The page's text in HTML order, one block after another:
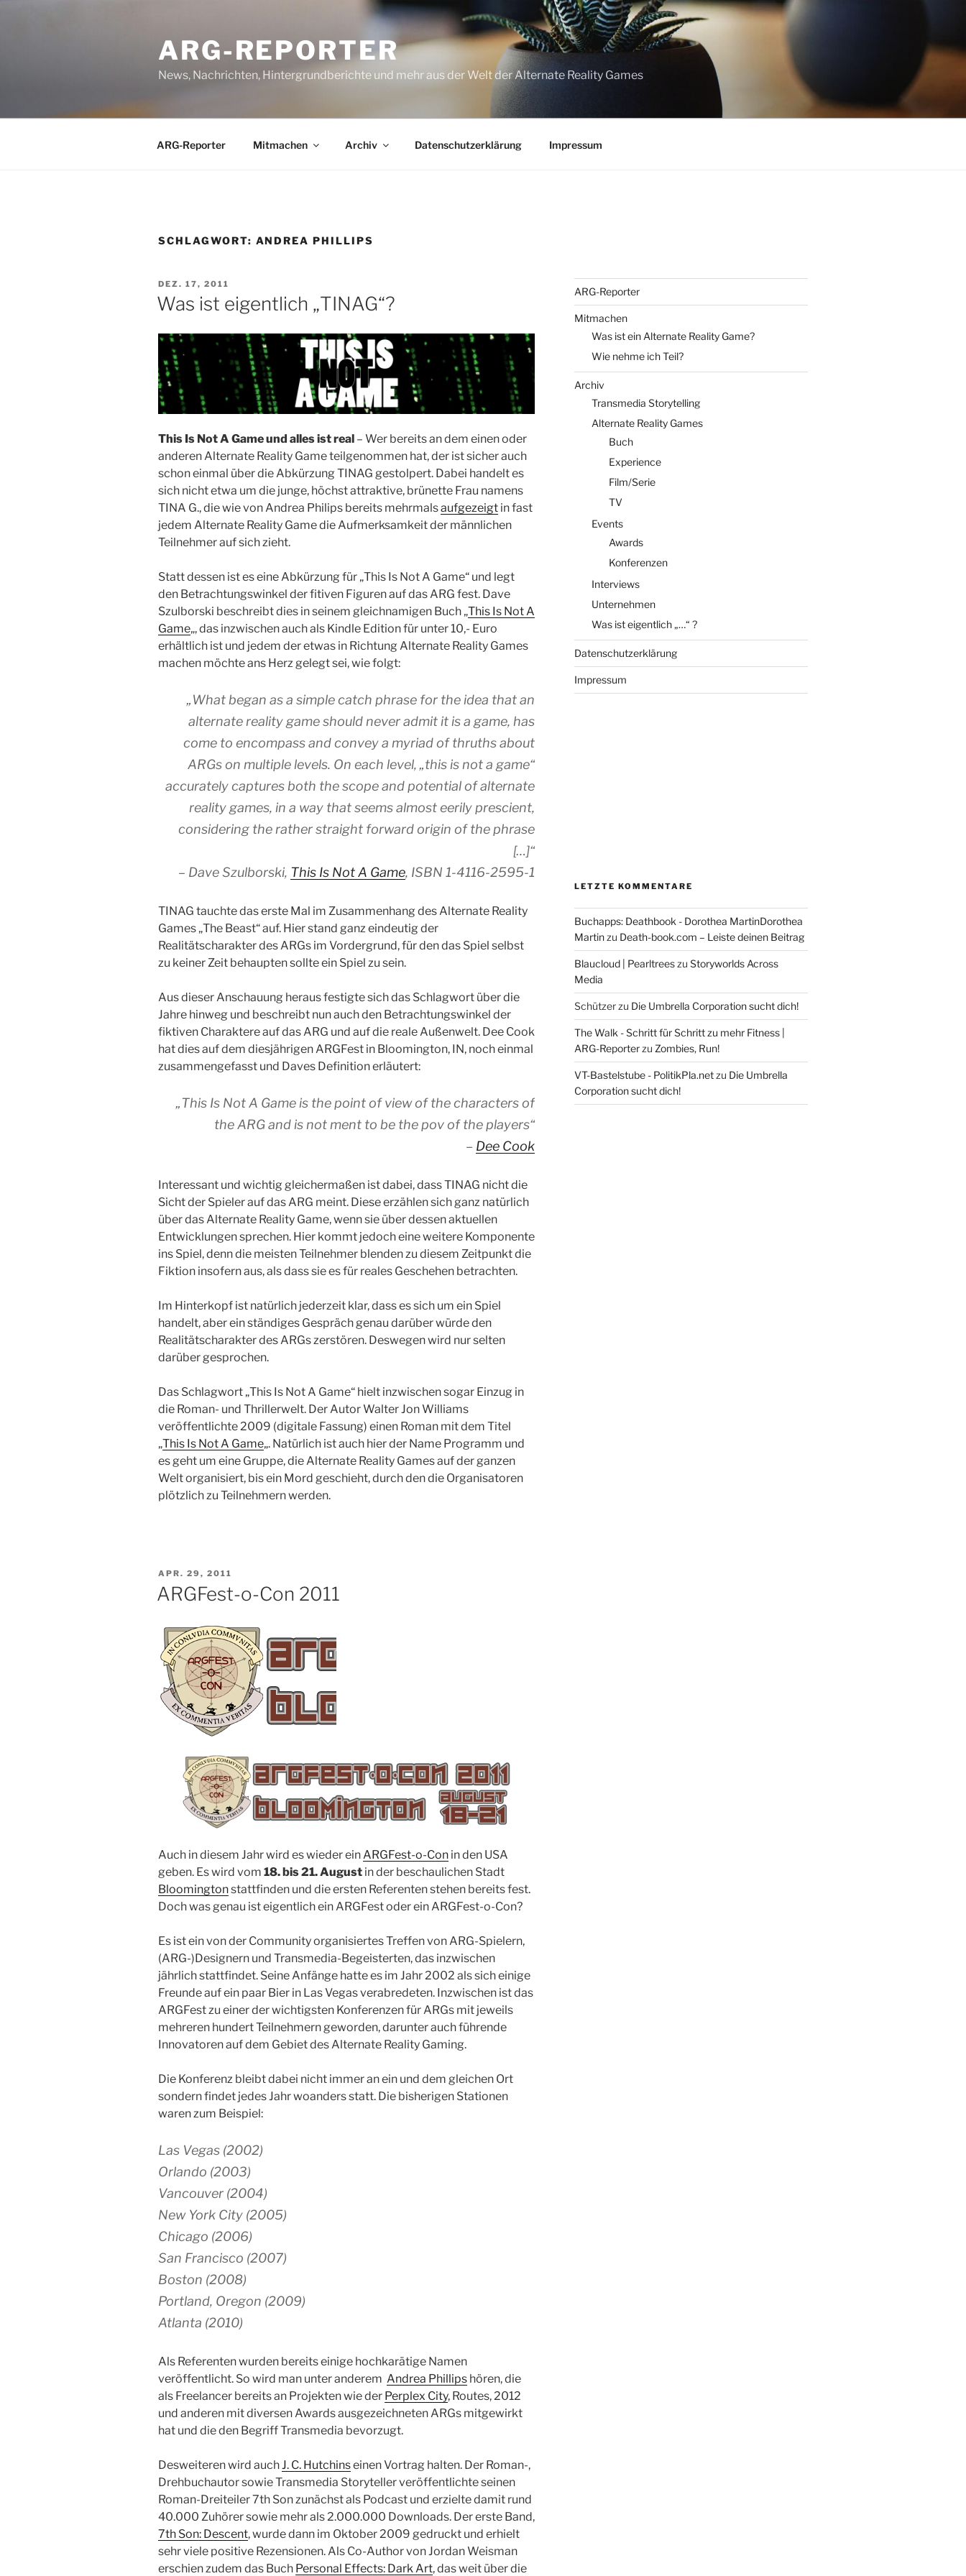
ARG-REPORTER
News, Nachrichten, Hintergrundberichte und mehr aus der Welt der Alternate Reality Games
ARG-Reporter Mitmachen Archiv Datenschutzerklärung Impressum
SCHLAGWORT: ANDREA PHILLIPS
VERÖFFENTLICHT
AM
DEZ. 17, 2011
Was ist eigentlich „TINAG“?
This Is Not A Game und alles ist real – Wer bereits an dem einen oder
anderen Alternate Reality Game teilgenommen hat, der ist sicher auch
schon einmal über die Abkürzung TINAG gestolpert. Dabei handelt es
sich nicht etwa um die junge, höchst attraktive, brünette Frau namens
TINA G., die wie von Andrea Philips bereits mehrmalsaufgezeigt in fast
jedem Alternate Reality Game die Aufmerksamkeit der männlichen
Teilnehmer auf sich zieht.
Statt dessen ist es eine Abkürzung für „This Is Not A Game“ und legt
den Betrachtungswinkel der fitiven Figuren auf das ARG fest. Dave
Szulborski beschreibt dies in seinem gleichnamigen Buch „This Is Not A
Game„, das inzwischen auch als Kindle Edition für unter 10,- Euro
erhältlich ist und jedem der etwas in Richtung Alternate Reality Games
machen möchte ans Herz gelegt sei, wie folgt:
„What began as a simple catch phrase for the idea that an
alternate reality game should never admit it is a game, has
come to encompass and convey a myriad of thruths about
ARGs on multiple levels. On each level, „this is not a game“
accurately captures both the scope and potential of alternate
reality games, in a way that seems almost eerily prescient,
considering the rather straight forward origin of the phrase
[…]“
– Dave Szulborski, This Is Not A Game, ISBN 1-4116-2595-1
TINAG tauchte das erste Mal im Zusammenhang des Alternate Reality
Games „The Beast“ auf. Hier stand ganz eindeutig der
Realitätscharakter des ARGs im Vordergrund, für den das Spiel selbst
zu keiner Zeit behaupten sollte ein Spiel zu sein.
Aus dieser Anschauung heraus festigte sich das Schlagwort über die
Jahre hinweg und beschreibt nun auch den Betrachtungswinkel der
fiktiven Charaktere auf das ARG und auf die reale Außenwelt. Dee Cook
hat dies auf dem diesjährigen ARGFest in Bloomington, IN, noch einmal
zusammengefasst und Daves Definition erläutert:
„This Is Not A Game is the point of view of the characters of
the ARG and is not ment to be the pov of the players“
– Dee Cook
Interessant und wichtig gleichermaßen ist dabei, dass TINAG nicht die
Sicht der Spieler auf das ARG meint. Diese erzählen sich ganz natürlich
über das Alternate Reality Game, wenn sie über dessen aktuellen
Entwicklungen sprechen. Hier kommt jedoch eine weitere Komponente
ins Spiel, denn die meisten Teilnehmer blenden zu diesem Zeitpunkt die
Fiktion insofern aus, als dass sie es für reales Geschehen betrachten.
Im Hinterkopf ist natürlich jederzeit klar, dass es sich um ein Spiel
handelt, aber ein ständiges Gespräch genau darüber würde den
Realitätscharakter des ARGs zerstören. Deswegen wird nur selten
darüber gesprochen.
Das Schlagwort „This Is Not A Game“ hielt inzwischen sogar Einzug in
die Roman- und Thrillerwelt. Der Autor Walter Jon Williams
veröffentlichte 2009 (digitale Fassung) einen Roman mit dem Titel
„This Is Not A Game„. Natürlich ist auch hier der Name Programm und
es geht um eine Gruppe, die Alternate Reality Games auf der ganzen
Welt organisiert, bis ein Mord geschieht, durch den die Organisatoren
plötzlich zu Teilnehmern werden.
VERÖFFENTLICHT
AM
APR. 29, 2011
ARGFest-o-Con 2011
Auch in diesem Jahr wird es wieder einARGFest-o-Con in den USA
geben. Es wird vom 18. bis 21. August in der beschaulichen Stadt
Bloomingtonstattfinden und die ersten Referenten stehen bereits fest.
Doch was genau ist eigentlich ein ARGFest oder ein ARGFest-o-Con?
Es ist ein von der Community organisiertes Treffen von ARG-Spielern,
(ARG-)Designern und Transmedia-Begeisterten, das inzwischen
jährlich stattfindet. Seine Anfänge hatte es im Jahr 2002 als sich einige
Freunde auf ein paar Bier in Las Vegas verabredeten. Inzwischen ist das
ARGFest zu einer der wichtigsten Konferenzen für ARGs mit jeweils
mehreren hundert Teilnehmern geworden, darunter auch führende
Innovatoren auf dem Gebiet des Alternate Reality Gaming.
Die Konferenz bleibt dabei nicht immer an ein und dem gleichen Ort
sondern findet jedes Jahr woanders statt. Die bisherigen Stationen
waren zum Beispiel:
Las Vegas (2002)
Orlando (2003)
Vancouver (2004)
New York City (2005)
Chicago (2006)
San Francisco (2007)
Boston (2008)
Portland, Oregon (2009)
Atlanta (2010)
Als Referenten wurden bereits einige hochkarätige Namen
veröffentlicht. So wird man unter anderem Andrea Phillips hören, die
als Freelancer bereits an Projekten wie der Perplex City, Routes, 2012
und anderen mit diversen Awards ausgezeichneten ARGs mitgewirkt
hat und die den Begriff Transmedia bevorzugt.
Desweiteren wird auchJ. C. Hutchinseinen Vortrag halten. Der Roman-,
Drehbuchautor sowie Transmedia Storyteller veröffentlichte seinen
Roman-Dreiteiler 7th Son zunächst als Podcast und erzielte damit rund
40.000 Zuhörer sowie mehr als 2.000.000 Downloads. Der erste Band,
7th Son: Descent, wurde dann im Oktober 2009 gedruckt und erhielt
sehr viele positive Rezensionen. Als Co-Author von Jordan Weisman
erschien zudem das Buch Personal Effects: Dark Art, das weit über die
ARG-Reporter
Mitmachen
Was ist ein Alternate Reality Game?
Wie nehme ich Teil?
Archiv
Transmedia Storytelling
Alternate Reality Games
Buch
Experience
Film/Serie
TV
Events
Awards
Konferenzen
Interviews
Unternehmen
Was ist eigentlich „…“ ?
Datenschutzerklärung
Impressum
LETZTE KOMMENTARE
Buchapps: Deathbook - Dorothea MartinDorothea
Martinzu Death-book.com – Leiste deinen Beitrag
Blaucloud | Pearltreeszu Storyworlds Across
Media
Schützerzu Die Umbrella Corporation sucht dich!
The Walk - Schritt für Schritt zu mehr Fitness |
ARG-Reporterzu Zombies, Run!
VT-Bastelstube - PolitikPla.netzu Die Umbrella
Corporation sucht dich!